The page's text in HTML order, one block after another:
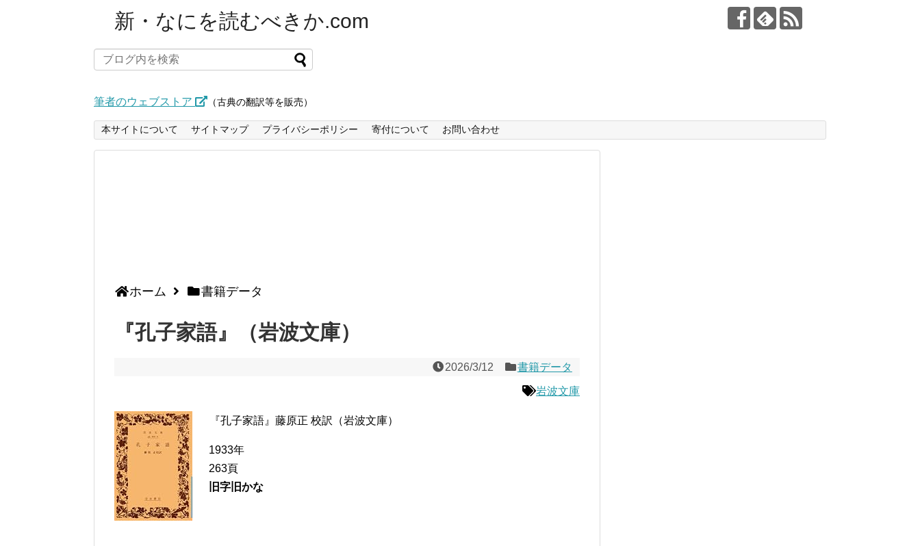
新・なにを読むべきか.com
筆者のウェブストア （古典の翻訳等を販売）
本サイトについて サイトマップ プライバシーポリシー 寄付について お問い合わせ
ホーム 書籍データ
『孔子家語』（岩波文庫）
2026/3/12 書籍データ
岩波文庫
『孔子家語』藤原正 校訳（岩波文庫）
1933年
263頁
旧字旧かな